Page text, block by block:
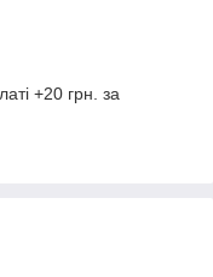
+20 грн. за